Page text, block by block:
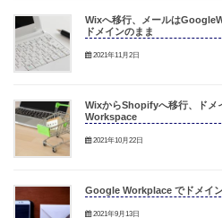
Wixへ移行、メールは
ドメインのまま
2021年11月2日
WixからShopifyへ移行、ドメ
Workspace
2021年10月22日
Google Workplace でドメイ
2021年9月13日